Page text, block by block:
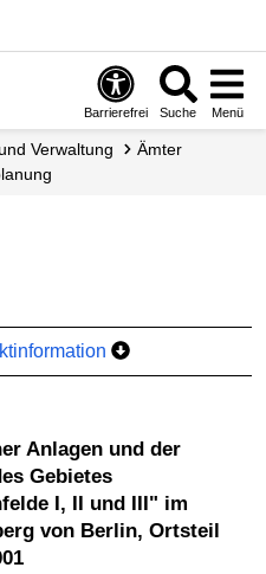
Barrierefrei Suche Menü
und Verwaltung
Ämter
Gebietes
I, II und III" im
von Berlin, Ortsteil